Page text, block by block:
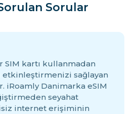
Sorular
SIM kartı kullanmadan
etkinleştirmenizi sağlayan
iRoamly Danimarka eSIM
seyahat
internet erişiminin